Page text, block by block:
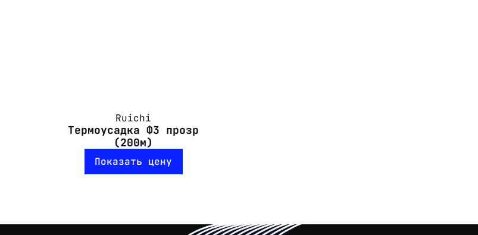
Ruichi
Термоусадка Ф3 прозр
(200м)
Показать цену